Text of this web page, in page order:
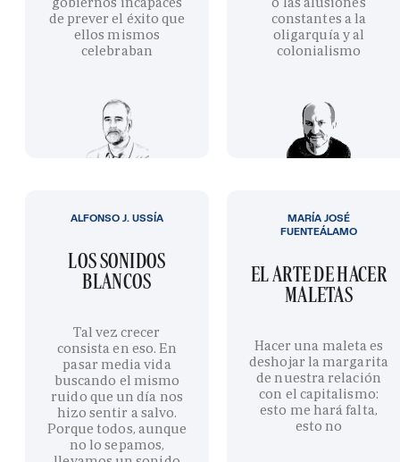
de prever el éxito que
ellos mismos
celebraban
constantes a la
oligarquía y al
colonialismo
LOS SONIDOS
BLANCOS
Tal vez crecer
consista en eso. En
pasar media vida
buscando el mismo
ruido que un día nos
hizo sentir a salvo.
Porque todos, aunque
no lo sepamos,
ALFONSO J. USSÍA
EL ARTE DE HACER
MALETAS
Hacer una maleta es
deshojar la margarita
de nuestra relación
con el capitalismo:
esto me hará falta,
esto no
MARÍA JOSÉ
FUENTEÁLAMO